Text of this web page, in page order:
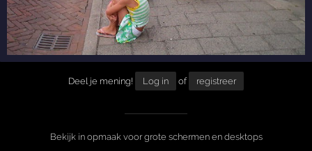
Deel je mening! Log in of registreer
Bekijk in opmaak voor grote schermen en desktops